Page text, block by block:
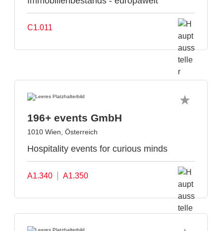
C1.011
196+ events GmbH
1010 Wien, Österreich
Hospitality events for curious minds
A1.340 A1.350